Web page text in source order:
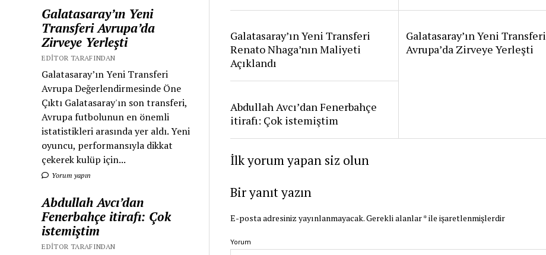
Galatasaray’ın Yeni
Transferi Avrupa’da
Zirveye Yerleşti
EDITOR TARAFINDAN
Galatasaray’ın Yeni Transferi
Avrupa Değerlendirmesinde Öne
Çıktı Galatasaray'ın son transferi,
Avrupa futbolunun en önemli
istatistikleri arasında yer aldı. Yeni
oyuncu, performansıyla dikkat
çekerek kulüp için...
Yorum yapın
Abdullah Avcı’dan
Fenerbahçe itirafı: Çok
istemiştim
EDITOR TARAFINDAN
Galatasaray’ın Yeni Transferi
Renato Nhaga’nın Maliyeti
Açıklandı
Galatasaray’ın Yeni Transferi
Avrupa’da Zirveye Yerleşti
Abdullah Avcı’dan Fenerbahçe
itirafı: Çok istemiştim
İlk yorum yapan siz olun
Bir yanıt yazın
E-posta adresiniz yayınlanmayacak.Gerekli alanlar*ile işaretlenmişlerdir
Yorum